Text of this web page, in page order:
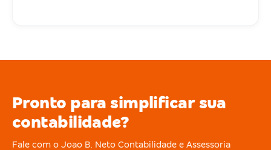
Pronto para simplificar sua
contabilidade?
Fale com o Joao B. Neto Contabilidade e Assessoria